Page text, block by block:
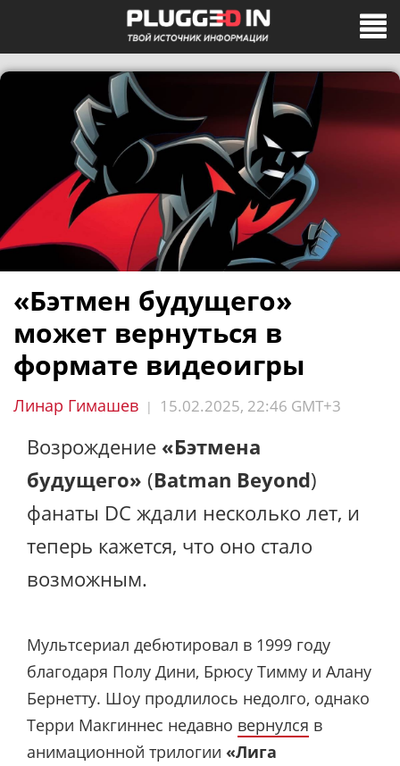
«Бэтмен будущего»
может вернуться в
формате видеоигры
Линар Гимашев | 15.02.2025, 22:46 GMT+3
Возрождение «Бэтмена
будущего» (Batman Beyond)
фанаты DC ждали несколько лет, и
теперь кажется, что оно стало
возможным.
Мультсериал дебютировал в 1999 году
благодаря Полу Дини, Брюсу Тимму и Алану
Бернетту. Шоу продлилось недолго, однако
Терри Макгиннес недавно вернулся в
анимационной трилогии «Лига